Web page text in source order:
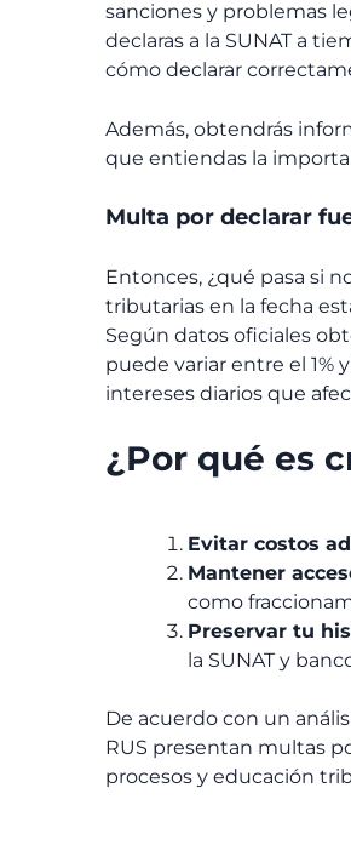
sanciones y problemas
declaras a la SUNAT a
cómo declarar
Además, obtendrás
que entiendas la
Multa por declarar
Entonces, ¿qué pasa si
tributarias en la fecha
Según datos oficiales
puede variar entre el 1%
intereses diarios que
¿Por qué es
Evitar costos
Mantener
como
Preservar tu
la SUNAT y
De acuerdo con un
RUS presentan multas
procesos y educación